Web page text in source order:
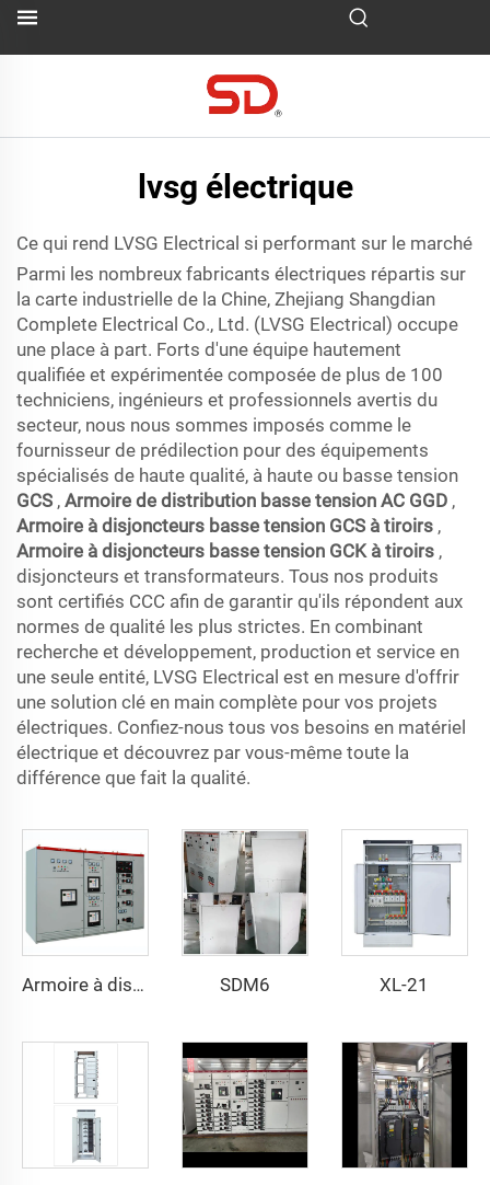
lvsg électrique
Ce qui rend LVSG Electrical si performant sur le marché
Parmi les nombreux fabricants électriques répartis sur
la carte industrielle de la Chine, Zhejiang Shangdian
Complete Electrical Co., Ltd. (LVSG Electrical) occupe
une place à part. Forts d'une équipe hautement
qualifiée et expérimentée composée de plus de 100
techniciens, ingénieurs et professionnels avertis du
secteur, nous nous sommes imposés comme le
fournisseur de prédilection pour des équipements
spécialisés de haute qualité, à haute ou basse tension
GCS , Armoire de distribution basse tension AC GGD ,
Armoire à disjoncteurs basse tension GCS à tiroirs ,
Armoire à disjoncteurs basse tension GCK à tiroirs ,
disjoncteurs et transformateurs. Tous nos produits
sont certifiés CCC afin de garantir qu'ils répondent aux
normes de qualité les plus strictes. En combinant
recherche et développement, production et service en
une seule entité, LVSG Electrical est en mesure d'offrir
une solution clé en main complète pour vos projets
électriques. Confiez-nous tous vos besoins en matériel
électrique et découvrez par vous-même toute la
différence que fait la qualité.
Armoire à disjoncteurs basse tension GCS à tiroirs SDM6 XL-21